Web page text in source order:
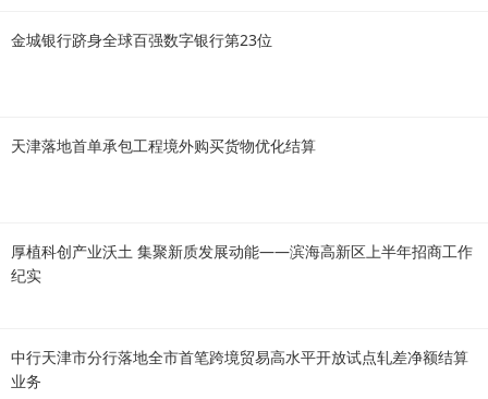
金城银行跻身全球百强数字银行第23位
天津落地首单承包工程境外购买货物优化结算
厚植科创产业沃土 集聚新质发展动能——滨海高新区上半年招商工作
纪实
中行天津市分行落地全市首笔跨境贸易高水平开放试点轧差净额结算
业务